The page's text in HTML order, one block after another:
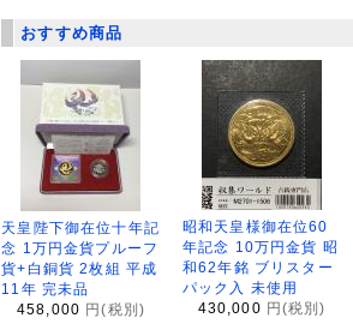
おすすめ商品
天皇陛下御在位十年記
念 1万円金貨プルーフ
貨+白銅貨 2枚組 平成
11年 完未品
458,000 円(税別)
昭和天皇様御在位60
年記念 10万円金貨 昭
和62年銘 ブリスター
パック入 未使用
430,000 円(税別)